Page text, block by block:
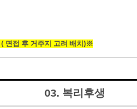
면접 후 거주지 고려 배치)※
03. 복리후생